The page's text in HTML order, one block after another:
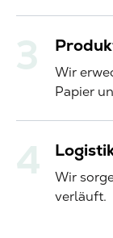
Wir
Papier
Wir
verläuft.